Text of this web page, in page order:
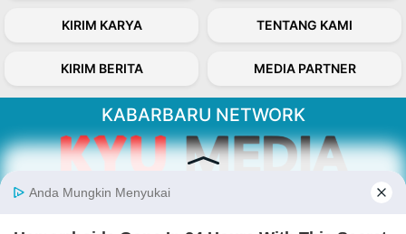
KIRIM KARYA TENTANG KAMI
KIRIM BERITA MEDIA PARTNER
KABARBARU NETWORK